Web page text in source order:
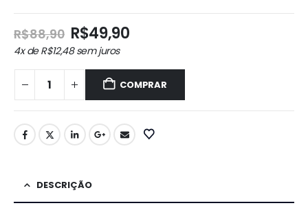
R$88,90 O
preço
original
era:
R$88,90.
R$49,90O
é:
R$49,90.
4x deR$12,48sem juros
COMPRAR
DESCRIÇÃO